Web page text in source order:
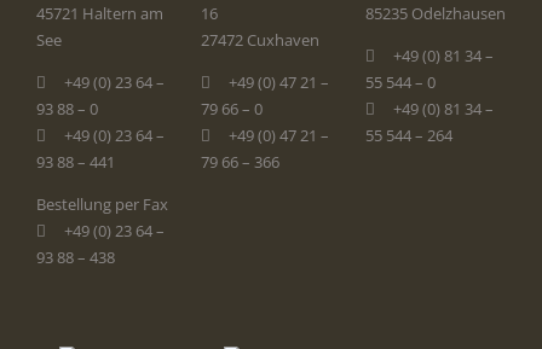
45721 Haltern am
See
+49 (0) 23 64 –
93 88 – 0
+49 (0) 23 64 –
93 88 – 441
Bestellung per Fax
+49 (0) 23 64 –
93 88 – 438
16
27472 Cuxhaven
+49 (0) 47 21 –
79 66 – 0
+49 (0) 47 21 –
79 66 – 366
85235 Odelzhausen
+49 (0) 81 34 –
55 544 – 0
+49 (0) 81 34 –
55 544 – 264